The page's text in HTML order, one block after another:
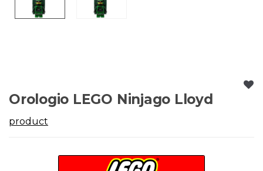
Orologio LEGO Ninjago Lloyd
product